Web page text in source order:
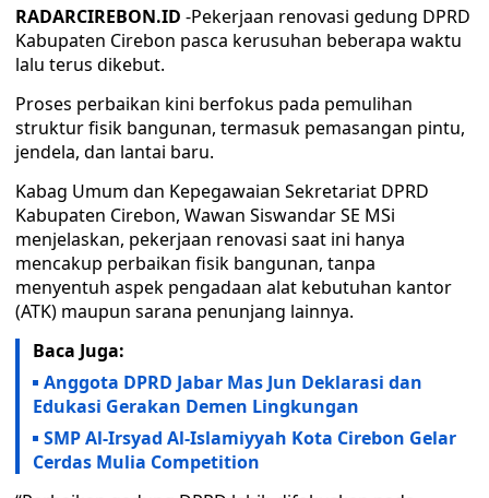
RADARCIREBON.ID -Pekerjaan renovasi gedung DPRD
Kabupaten Cirebon pasca kerusuhan beberapa waktu
lalu terus dikebut.
Proses perbaikan kini berfokus pada pemulihan
struktur fisik bangunan, termasuk pemasangan pintu,
jendela, dan lantai baru.
Kabag Umum dan Kepegawaian Sekretariat DPRD
Kabupaten Cirebon, Wawan Siswandar SE MSi
menjelaskan, pekerjaan renovasi saat ini hanya
mencakup perbaikan fisik bangunan, tanpa
menyentuh aspek pengadaan alat kebutuhan kantor
(ATK) maupun sarana penunjang lainnya.
Baca Juga:
Anggota DPRD Jabar Mas Jun Deklarasi dan
Edukasi Gerakan Demen Lingkungan
SMP Al-Irsyad Al-Islamiyyah Kota Cirebon Gelar
Cerdas Mulia Competition